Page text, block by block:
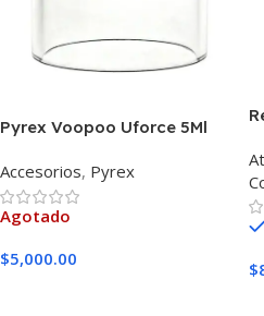
Pyrex Voopoo Uforce 5Ml
Accesorios, Pyrex
Agotado
$5,000.00
$